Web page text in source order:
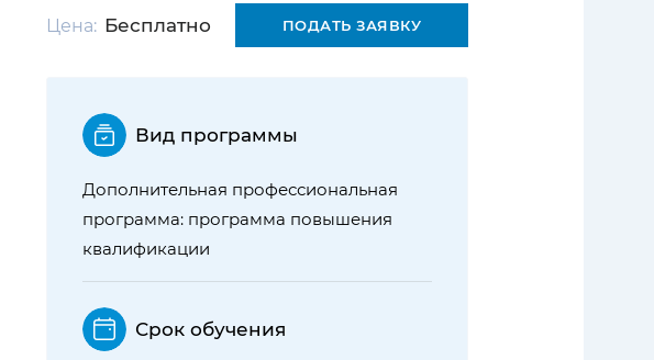
Цена: Бесплатно ПОДАТЬ ЗАЯВКУ
Вид программы
Дополнительная профессиональная
программа: программа повышения
квалификации
Срок обучения